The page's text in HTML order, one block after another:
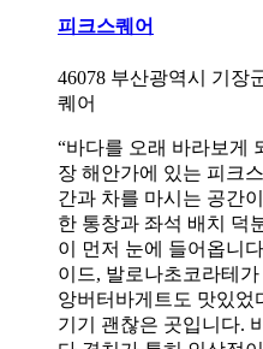
피크스퀘어
46078 부산광역시 기장
퀘어
“바다를 오래 바라보게
장 해안가에 있는 피크
간과 차를 마시는 공간
한 통창과 좌석 배치 덕
이 먼저 눈에 들어옵니
이드, 발로나초코라테
앙버터바게트도 맛있었
기기 괜찮은 곳입니다.